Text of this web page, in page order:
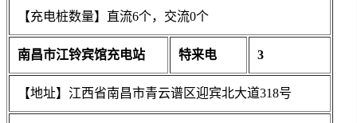
【充电桩数量】直流6个，交流0个
南昌市江铃宾馆充电站 特来电 3
【地址】江西省南昌市青云谱区迎宾北大道318号